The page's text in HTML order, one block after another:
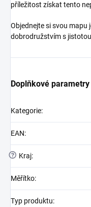
příležitost získat tento
Objednejte si svou mapu
dobrodružstvím s
Doplňkové parametry
Kategorie:
EAN:
? Kraj:
Měřítko:
Typ produktu: